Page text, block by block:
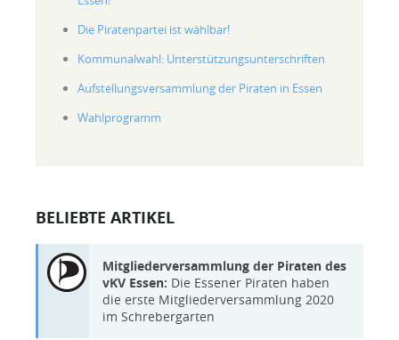
Die Piratenpartei ist wählbar!
Kommunalwahl: Unterstützungsunterschriften
Aufstellungsversammlung der Piraten in Essen
Wahlprogramm
BELIEBTE ARTIKEL
Mitgliederversammlung der Piraten des
vKV Essen: Die Essener Piraten haben
die erste Mitgliederversammlung 2020
im Schrebergarten